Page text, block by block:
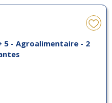
5 - Agroalimentaire - 2